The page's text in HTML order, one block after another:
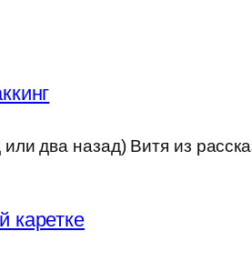
два назад) Витя из
каретке